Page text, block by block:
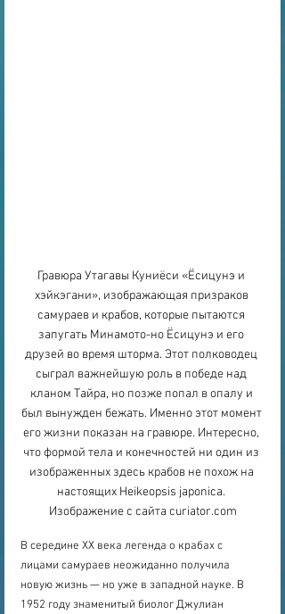
Гравюра Утагавы Куниёси «Ёсицунэ и
хэйкэгани», изображающая призраков
самураев и крабов, которые пытаются
запугать Минамото-но Ёсицунэ и его
друзей во время шторма. Этот полководец
сыграл важнейшую роль в победе над
кланом Тайра, но позже попал в опалу и
был вынужден бежать. Именно этот момент
его жизни показан на гравюре. Интересно,
что формой тела и конечностей ни один из
изображенных здесь крабов не похож на
настоящих Heikeopsis japonica.
Изображение с сайта curiator.com
В середине XX века легенда о крабах с
лицами самураев неожиданно получила
новую жизнь — но уже в западной науке. В
1952 году знаменитый биолог Джулиан